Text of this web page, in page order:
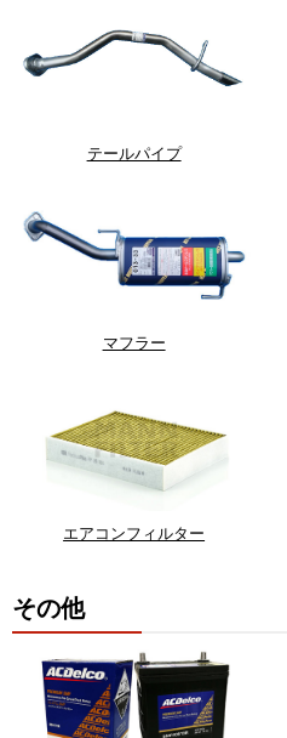
テールパイプ
マフラー
エアコンフィルター
その他